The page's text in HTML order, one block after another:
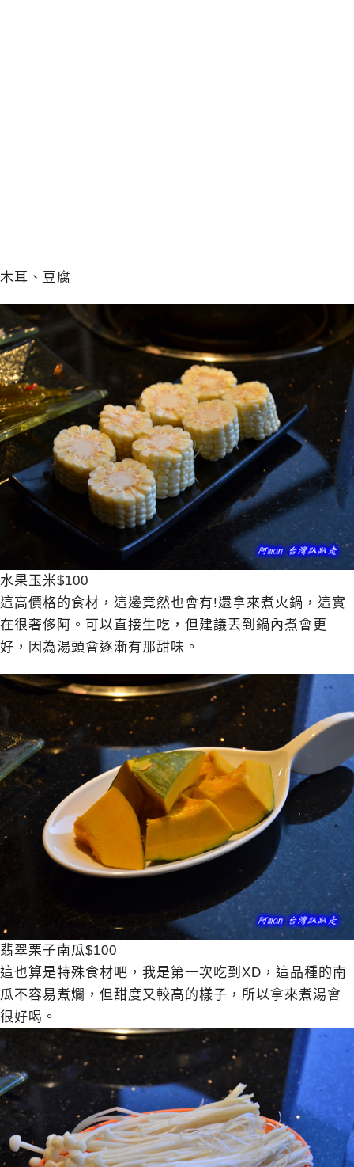
木耳、豆腐
水果玉米$100
這高價格的食材，這邊竟然也會有!還拿來煮火鍋，這實
在很奢侈阿。可以直接生吃，但建議丟到鍋內煮會更
好，因為湯頭會逐漸有那甜味。
翡翠栗子南瓜$100
這也算是特殊食材吧，我是第一次吃到XD，這品種的南
瓜不容易煮爛，但甜度又較高的樣子，所以拿來煮湯會
很好喝。